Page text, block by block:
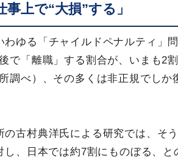
事上で“大損”する」
わゆる「チャイルドペナルティ」
で「離職」する割合が、いまも2
べ）、その多くは非正規でしか
古村典洋氏による研究では、そ
し、日本では約7割にものぼる、